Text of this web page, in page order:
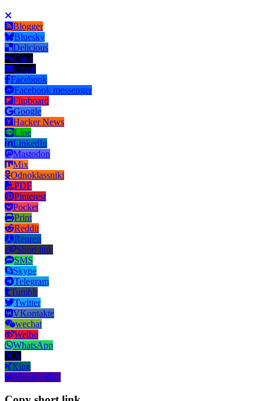
Blogger
Bluesky
Delicious
Digg
Email
Facebook
Facebook messenger
Flipboard
Google
Hacker News
Line
LinkedIn
Mastodon
Mix
Odnoklassniki
PDF
Pinterest
Pocket
Print
Reddit
Renren
Short link
SMS
Skype
Telegram
Tumblr
Twitter
VKontakte
wechat
Weibo
WhatsApp
X
Xing
Yahoo! Mail